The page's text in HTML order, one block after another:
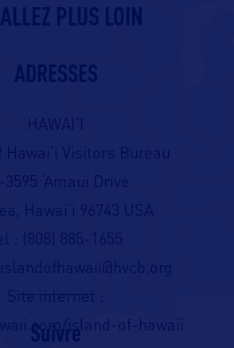
ALLEZ PLUS LOIN
ADRESSES
HAWAI’I
Hawai’i Visitors Bureau
3595 ‘Amaui Drive
Hawai’i 96743 USA
: (808) 885-1655
island-of-hawaii
Suivre